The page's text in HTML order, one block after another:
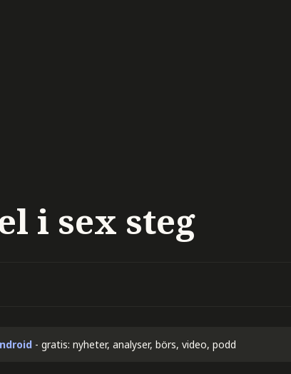
i sex steg
- gratis: nyheter, analyser, börs, video, podd